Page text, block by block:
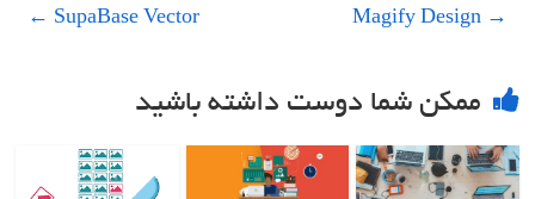
→
Magify Design
SupaBase Vector
←
ممکن شما دوست داشته باشید